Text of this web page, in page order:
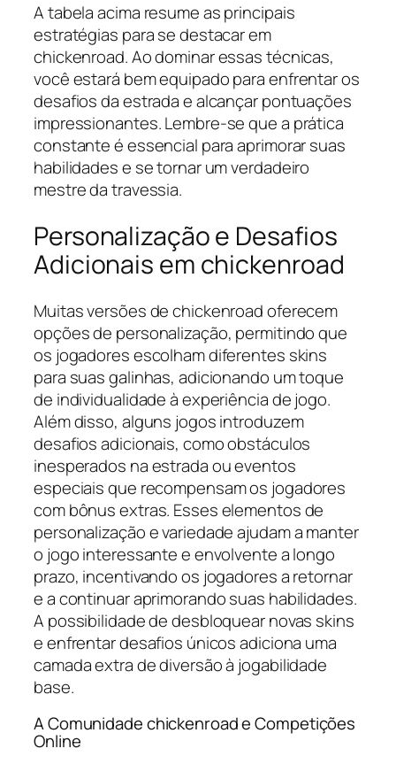
A tabela acima resume as principais
estratégias para se destacar em
chickenroad. Ao dominar essas técnicas,
você estará bem equipado para enfrentar os
desafios da estrada e alcançar pontuações
impressionantes. Lembre-se que a prática
constante é essencial para aprimorar suas
habilidades e se tornar um verdadeiro
mestre da travessia.
Personalização e Desafios
Adicionais em chickenroad
Muitas versões de chickenroad oferecem
opções de personalização, permitindo que
os jogadores escolham diferentes skins
para suas galinhas, adicionando um toque
de individualidade à experiência de jogo.
Além disso, alguns jogos introduzem
desafios adicionais, como obstáculos
inesperados na estrada ou eventos
especiais que recompensam os jogadores
com bônus extras. Esses elementos de
personalização e variedade ajudam a manter
o jogo interessante e envolvente a longo
prazo, incentivando os jogadores a retornar
e a continuar aprimorando suas habilidades.
A possibilidade de desbloquear novas skins
e enfrentar desafios únicos adiciona uma
camada extra de diversão à jogabilidade
base.
A Comunidade chickenroad e Competições
Online